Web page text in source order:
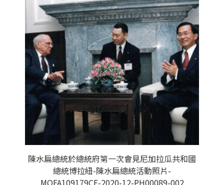
陳水扁總統於總統府第一次會見尼加拉瓜共和國
總統博拉紐-陳水扁總統活動照片-
MOFA109179CF-2020-12-PH00089-002